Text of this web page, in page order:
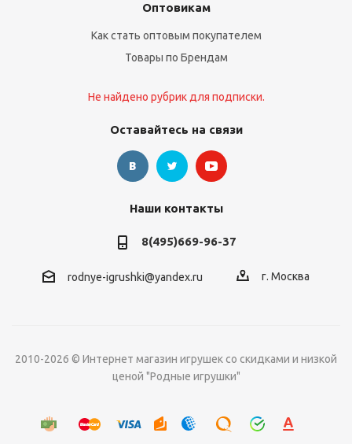
Оптовикам
Как стать оптовым покупателем
Товары по Брендам
Не найдено рубрик для подписки.
Оставайтесь на связи
Наши контакты
8(495)669-96-37
rodnye-igrushki@yandex.ru г. Москва
2010-2026 © Интернет магазин игрушек со скидками и низкой
ценой "Родные игрушки"